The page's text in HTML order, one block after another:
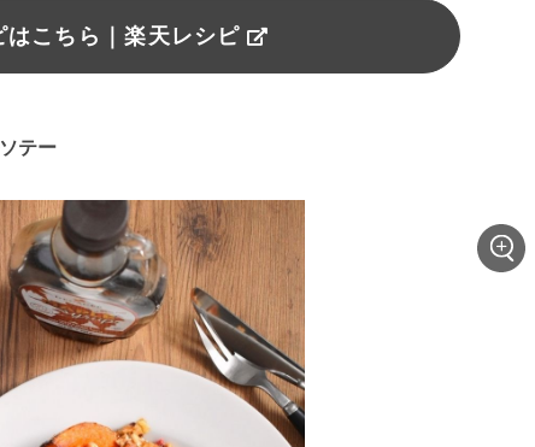
はこちら｜楽天レシピ
テー